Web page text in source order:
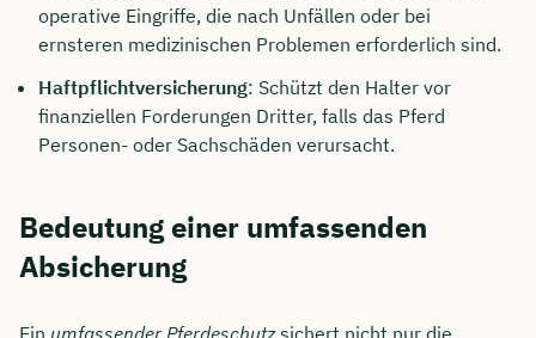
operative Eingriffe, die nach Unfällen oder bei
ernsteren medizinischen Problemen erforderlich sind.
Haftpflichtversicherung: Schützt den Halter vor
finanziellen Forderungen Dritter, falls das Pferd
Personen- oder Sachschäden verursacht.
Bedeutung einer umfassenden
Absicherung
Ein umfassender Pferdeschutzsichert nicht nur die